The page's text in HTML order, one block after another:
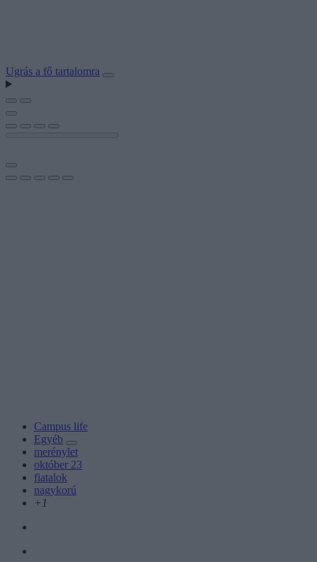
Ugrás a fő tartalomra
Campus life
Egyéb
merénylet
október 23
fiatalok
nagykorú
+1